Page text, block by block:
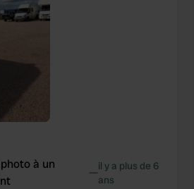
à un
—il y a plus de 6
ans